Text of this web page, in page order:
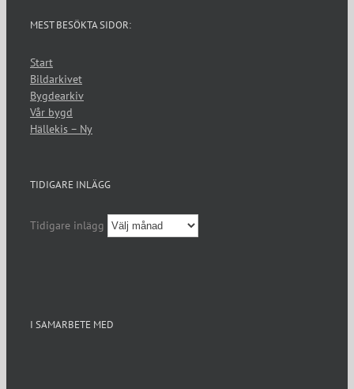
MEST BESÖKTA SIDOR:
Start
Bildarkivet
Bygdearkiv
Vår bygd
Hällekis – Ny
TIDIGARE INLÄGG
Tidigare inlägg
I SAMARBETE MED